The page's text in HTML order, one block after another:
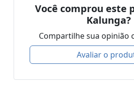
Você comprou este
Kalunga?
Compartilhe sua opinião
Avaliar o